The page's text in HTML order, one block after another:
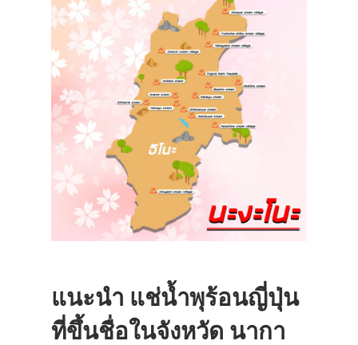
แนะนำ แช่น้ำพุร้อนญี่ปุ่น
ที่ขึ้นชื่อในจังหวัด นากา